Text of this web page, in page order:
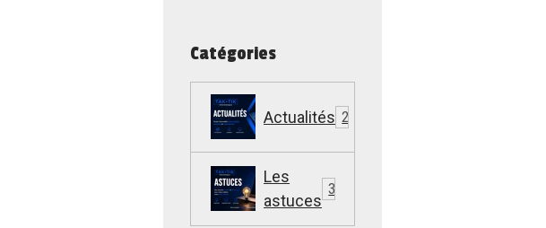
Catégories
Actualités 22
Les
astuces
307